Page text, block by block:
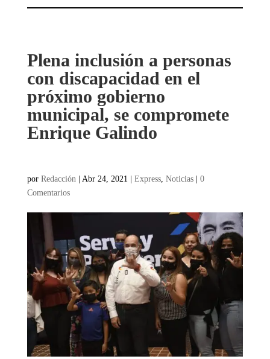
Plena inclusión a personas
con discapacidad en el
próximo gobierno
municipal, se compromete
Enrique Galindo
por Redacción | Abr 24, 2021 | Express, Noticias| 0
Comentarios